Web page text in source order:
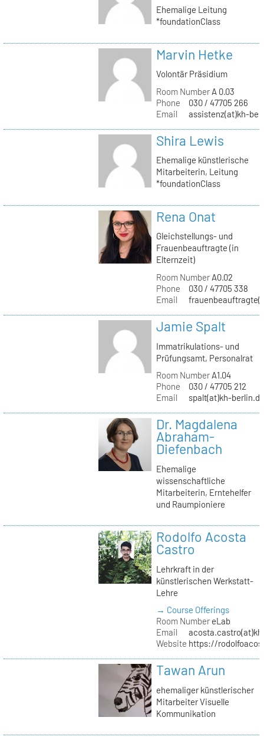
Ehemalige Leitung
*foundationClass
Marvin Hetke
Volontär Präsidium
Room NumberA 0.03
Phone
030 / 47705 266
Email
assistenz(at)kh-
Shira Lewis
Ehemalige künstlerische
Mitarbeiterin, Leitung
*foundationClass
Rena Onat
Gleichstellungs- und
Frauenbeauftragte (in
Elternzeit)
Room NumberA0.02
Phone
030 / 47705 338
Email
Jamie Spalt
Immatrikulations- und
Prüfungsamt, Personalrat
Room NumberA1.04
Phone
030 / 47705 212
Email
spalt(at)kh-
Dr. Magdalena
Abraham-
Diefenbach
Ehemalige
wissenschaftliche
Mitarbeiterin, Erntehelfer
und Raumpioniere
Rodolfo Acosta
Castro
Lehrkraft in der
künstlerischen Werkstatt-
Lehre
→ Course Offerings
Room NumbereLab
Email
Website https://
Tawan Arun
ehemaliger künstlerischer
Mitarbeiter Visuelle
Kommunikation